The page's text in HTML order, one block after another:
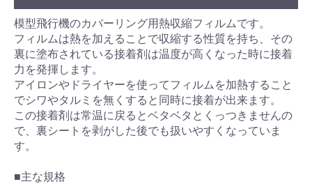
模型飛行機のカバーリング用熱収縮フィルムです。
フィルムは熱を加えることで収縮する性質を持ち、その
裏に塗布されている接着剤は温度が高くなった時に接着
力を発揮します。
アイロンやドライヤーを使ってフィルムを加熱すること
でシワやタルミを無くすると同時に接着が出来ます。
この接着剤は常温に戻るとベタベタとくっつきませんの
で、裏シートを剥がした後でも扱いやすくなっていま
す。
■主な規格